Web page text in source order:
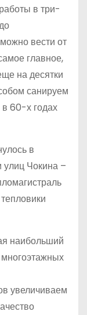
в три-
вести от
главное,
на десятки
санируем
60-х годах
в
улиц Чокина –
наибольший
многоэтажных
увеличиваем